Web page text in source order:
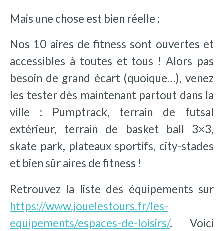
Mais une chose est bien réelle :
Nos 10 aires de fitness sont ouvertes et
accessibles à toutes et tous ! Alors pas
besoin de grand écart (quoique…), venez
les tester dès maintenant partout dans la
ville : Pumptrack, terrain de futsal
extérieur, terrain de basket ball 3×3,
skate park, plateaux sportifs, city-stades
et bien sûr aires de fitness !
Retrouvez la liste des équipements sur
https://www.jouelestours.fr/les-
equipements/espaces-de-loisirs/. Voici